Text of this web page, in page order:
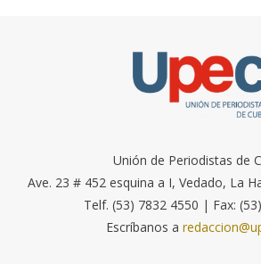
Unión de Periodistas de
Ave. 23 # 452 esquina a I, Vedado, La
Telf. (53) 7832 4550 | Fax:
Escríbanos a